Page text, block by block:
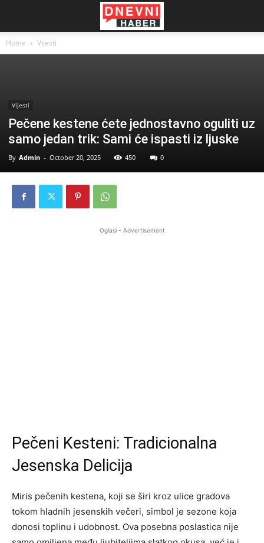
Home Vijesti
Vijesti
Pečene kestene ćete jednostavno oguliti uz
samo jedan trik: Sami će ispasti iz ljuske
By Admin - October 20, 2025 450 0
Oglasi - Advertisement
Pečeni Kesteni: Tradicionalna
Jesenska Delicija
Miris pečenih kestena, koji se širi kroz ulice gradova
tokom hladnih jesenskih večeri, simbol je sezone koja
donosi toplinu i udobnost. Ova posebna poslastica nije